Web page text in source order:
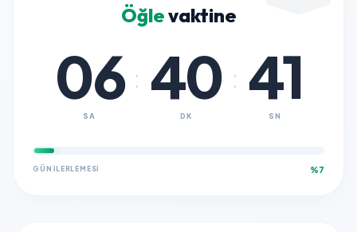
Öğlevaktine
06
SA
: 40
DK
: 41
SN
GÜN İLERLEMESI %7